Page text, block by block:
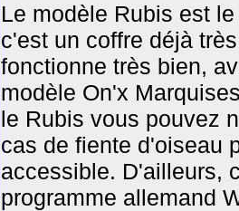
Le modèle Rubis est
c'est un coffre déjà
fonctionne très bien,
modèle On'x
le Rubis vous pouvez
cas de fiente d'oiseau
accessible. D'ailleurs,
programme allemand